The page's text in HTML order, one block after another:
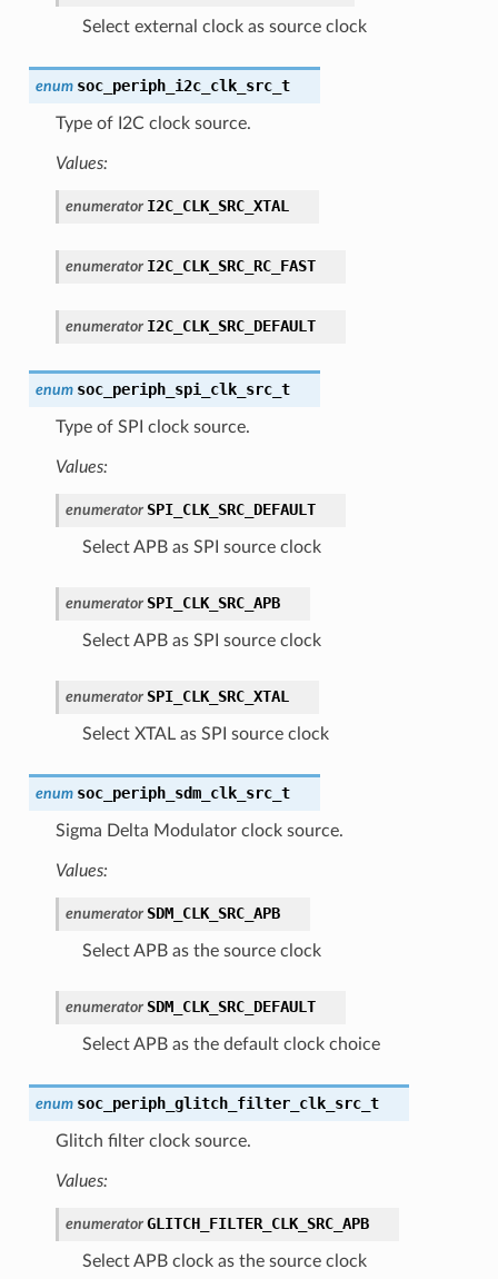
Select external clock as source clock
enum soc_periph_i2c_clk_src_t
Type of I2C clock source.
Values:
enumerator I2C_CLK_SRC_XTAL
enumerator I2C_CLK_SRC_RC_FAST
enumerator I2C_CLK_SRC_DEFAULT
enum soc_periph_spi_clk_src_t
Type of SPI clock source.
Values:
enumerator SPI_CLK_SRC_DEFAULT
Select APB as SPI source clock
enumerator SPI_CLK_SRC_APB
Select APB as SPI source clock
enumerator SPI_CLK_SRC_XTAL
Select XTAL as SPI source clock
enum soc_periph_sdm_clk_src_t
Sigma Delta Modulator clock source.
Values:
enumerator SDM_CLK_SRC_APB
Select APB as the source clock
enumerator SDM_CLK_SRC_DEFAULT
Select APB as the default clock choice
enum soc_periph_glitch_filter_clk_src_t
Glitch filter clock source.
Values:
enumerator GLITCH_FILTER_CLK_SRC_APB
Select APB clock as the source clock